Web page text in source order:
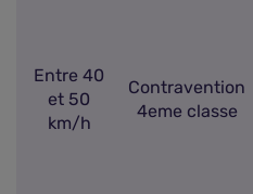
Entre 40
et 50
km/h
Contravention
4eme classe